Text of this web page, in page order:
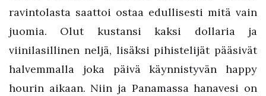
ravintolasta saattoi ostaa edullisesti mitä vain
juomia. Olut kustansi kaksi dollaria ja
viinilasillinen neljä, lisäksi pihistelijät pääsivät
halvemmalla joka päivä käynnistyvän happy
hourin aikaan. Niin ja Panamassa hanavesi on